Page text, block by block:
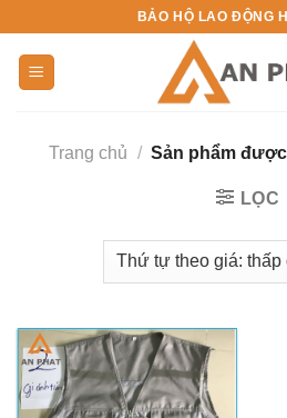
content
BẢO HỘ LAO ĐỘNG
Trang chủ / Sản phẩm
LỌC